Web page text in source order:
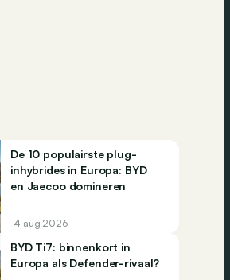
De 10 populairste plug-
inhybrides in Europa: BYD
en Jaecoo domineren
4 aug 2026
BYD Ti7: binnenkort in
Europa als Defender-rivaal?